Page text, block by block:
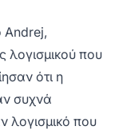
Andrej,
λογισμικού που
ότι η
συχνά
λογισμικό που